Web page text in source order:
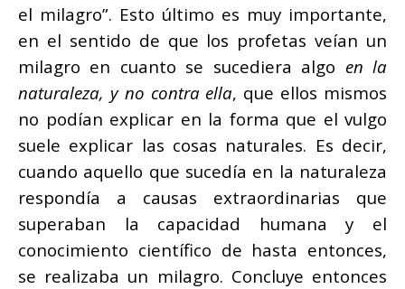
el milagro”. Esto último es muy importante,
en el sentido de que los profetas veían un
milagro en cuanto se sucediera algo en la
naturaleza, y no contra ella, que ellos mismos
no podían explicar en la forma que el vulgo
suele explicar las cosas naturales. Es decir,
cuando aquello que sucedía en la naturaleza
respondía a causas extraordinarias que
superaban la capacidad humana y el
conocimiento científico de hasta entonces,
se realizaba un milagro. Concluye entonces